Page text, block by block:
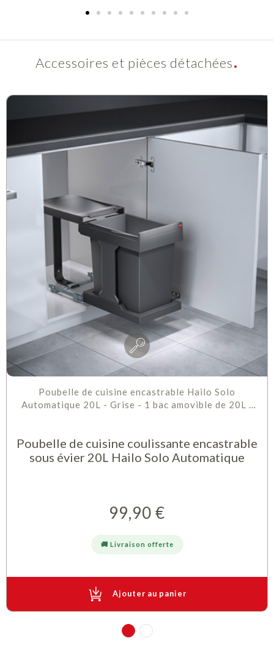
Accessoires et pièces détachées
Poubelle de cuisine encastrable Hailo Solo
Automatique 20L - Grise - 1 bac amovible de 20L -
Poubelle de cuisine coulissante encastrable
sous évier 20L Hailo Solo Automatique
Prix
99,90 €
🚚 Livraison offerte
Ajouter au panier